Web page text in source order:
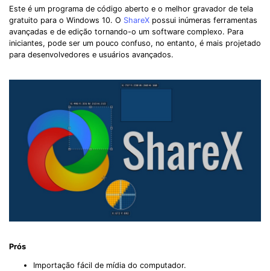
Este é um programa de código aberto e o melhor gravador de tela
gratuito para o Windows 10. O ShareX possui inúmeras ferramentas
avançadas e de edição tornando-o um software complexo. Para
iniciantes, pode ser um pouco confuso, no entanto, é mais projetado
para desenvolvedores e usuários avançados.
Prós
Importação fácil de mídia do computador.